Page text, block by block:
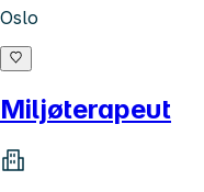
Oslo
Miljøterapeut